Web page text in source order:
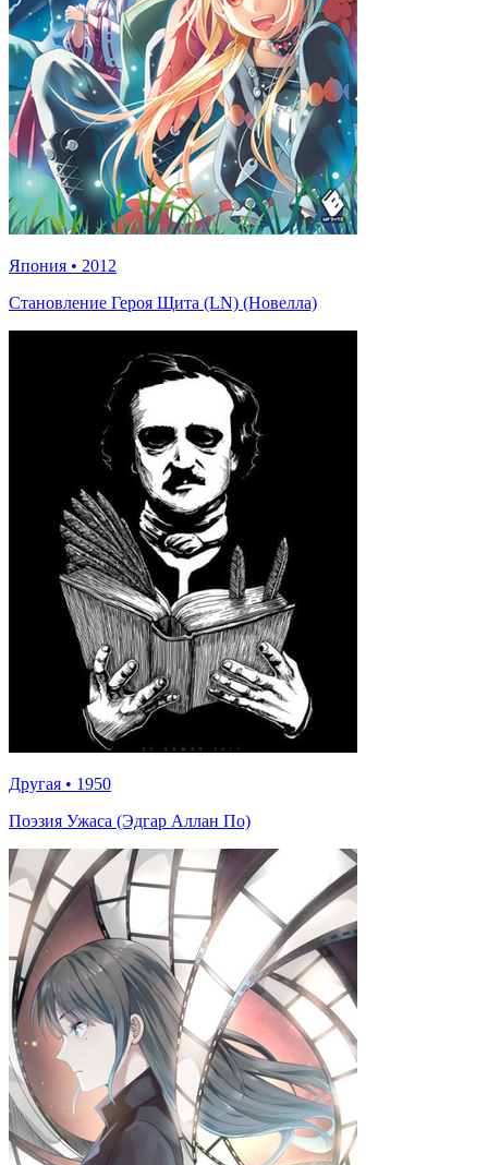
Япония • 2012
Становление Героя Щита (LN) (Новелла)
Другая • 1950
Поэзия Ужаса (Эдгар Аллан По)